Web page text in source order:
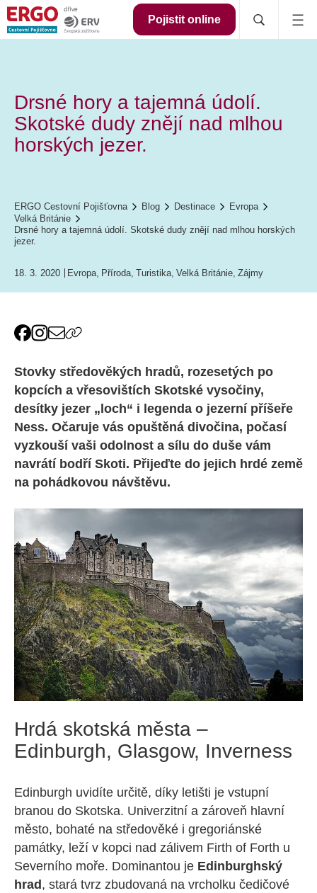
Pojistit online
Drsné hory a tajemná údolí.
Skotské dudy znějí nad mlhou
horských jezer.
ERGO Cestovní Pojišťovna Blog Destinace
Evropa
Velká Británie
Drsné hory a tajemná údolí. Skotské dudy znějí nad mlhou horských
jezer.
18. 3. 2020 Evropa, Příroda, Turistika, Velká Británie, Zájmy
Stovky středověkých hradů, rozesetých po
kopcích a vřesovištích Skotské vysočiny,
desítky jezer „loch“ i legenda o jezerní příšeře
Ness. Očaruje vás opuštěná divočina, počasí
vyzkouší vaši odolnost a sílu do duše vám
navrátí bodří Skoti. Přijeďte do jejich hrdé země
na pohádkovou návštěvu.
Hrdá skotská města –
Edinburgh, Glasgow, Inverness
Edinburgh uvidíte určitě, díky letišti je vstupní
branou do Skotska. Univerzitní a zároveň hlavní
město, bohaté na středověké i gregoriánské
památky, leží v kopci nad zálivem Firth of Forth u
Severního moře. Dominantou je Edinburghský
hrad, stará tvrz zbudovaná na vrcholku čedičové